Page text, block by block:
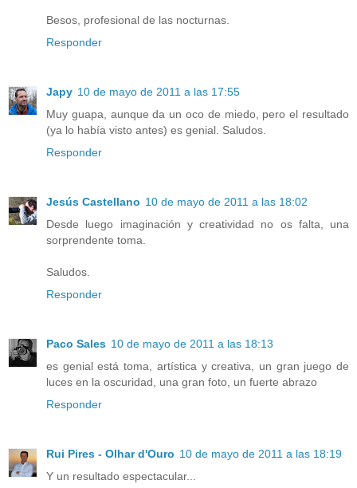
Besos, profesional de las nocturnas.
Responder
Japy 10 de mayo de 2011 a las 17:55
Muy guapa, aunque da un oco de miedo, pero el resultado
(ya lo había visto antes) es genial. Saludos.
Responder
Jesús Castellano 10 de mayo de 2011 a las 18:02
Desde luego imaginación y creatividad no os falta, una
sorprendente toma.
Saludos.
Responder
Paco Sales 10 de mayo de 2011 a las 18:13
es genial está toma, artística y creativa, un gran juego de
luces en la oscuridad, una gran foto, un fuerte abrazo
Responder
Rui Pires - Olhar d'Ouro 10 de mayo de 2011 a las 18:19
Y un resultado espectacular...